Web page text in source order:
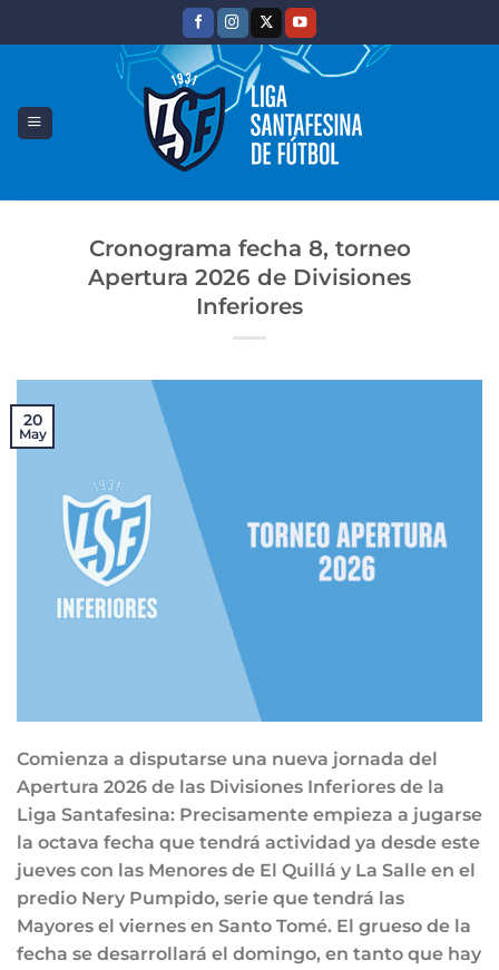
Cronograma fecha 8, torneo
Apertura 2026 de Divisiones
Inferiores
20
May
Comienza a disputarse una nueva jornada del
Apertura 2026 de las Divisiones Inferiores de la
Liga Santafesina: Precisamente empieza a jugarse
la octava fecha que tendrá actividad ya desde este
jueves con las Menores de El Quillá y La Salle en el
predio Nery Pumpido, serie que tendrá las
Mayores el viernes en Santo Tomé. El grueso de la
fecha se desarrollará el domingo, en tanto que hay